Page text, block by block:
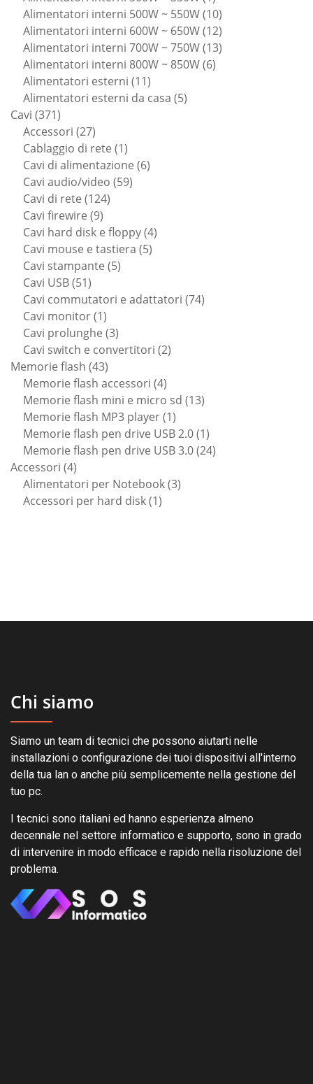
prodotto
Alimentatori interni 500W ~ 550W 1010
prodotti
Alimentatori interni 600W ~ 650W 1212
prodotti
Alimentatori interni 700W ~ 750W 1313
Alimentatori interni 800W ~ 850W 66
Alimentatori esterni 1111
prodotti
Alimentatori esterni da casa 55
Cavi 371371
prodotti
Accessori 2727
prodotti
Cablaggio di rete 11
prodotto
Cavi di alimentazione 66
Cavi audio/video 5959
Cavi di rete 124124
Cavi firewire 99
prodotti
Cavi hard disk e floppy 44
Cavi mouse e tastiera 55
Cavi stampante 55
Cavi USB 5151
prodotti
Cavi commutatori e adattatori 7474
Cavi monitor 11
prodotto
Cavi prolunghe 33
prodotti
Cavi switch e convertitori 22
Memorie flash 4343
prodotti
Memorie flash accessori 44
prodotti
Memorie flash mini e micro sd 1313
Memorie flash MP3 player 11
prodotto
Memorie flash pen drive USB 2.0 11
prodotto
Memorie flash pen drive USB 3.0 2424
Accessori 44
prodotti
Alimentatori per Notebook 33
Accessori per hard disk 11
Chi siamo
Siamo un team di tecnici che possono aiutarti nelle
installazioni o configurazione dei tuoi dispositivi all'interno
della tua lan o anche più semplicemente nella gestione del
tuo pc.
I tecnici sono italiani ed hanno esperienza almeno
decennale nel settore informatico e supporto, sono in grado
di intervenire in modo efficace e rapido nella risoluzione del
problema.